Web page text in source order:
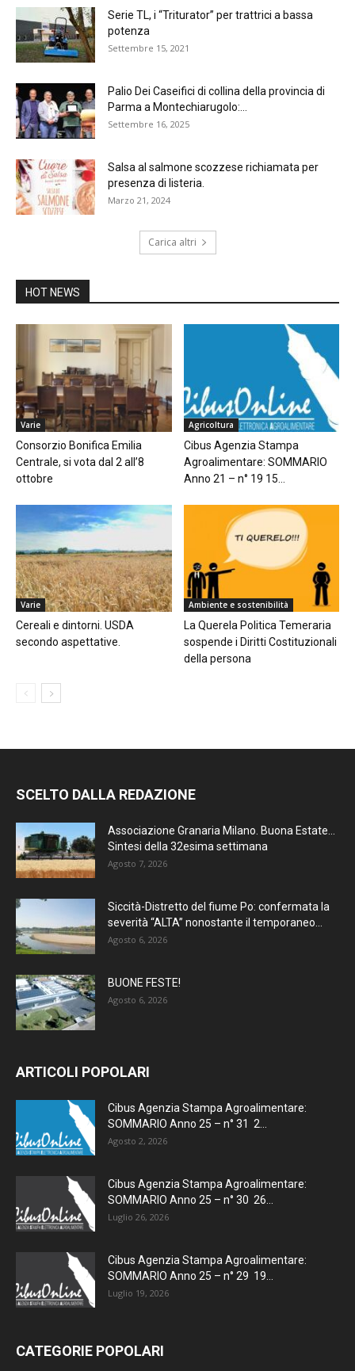
Serie TL, i “Triturator” per trattrici a bassa
potenza
Settembre 15, 2021
Palio Dei Caseifici di collina della provincia di
Parma a Montechiarugolo:...
Settembre 16, 2025
Salsa al salmone scozzese richiamata per
presenza di listeria.
Marzo 21, 2024
Carica altri
HOT NEWS
Varie
Consorzio Bonifica Emilia
Centrale, si vota dal 2 all’8
ottobre
Agricoltura
Cibus Agenzia Stampa
Agroalimentare: SOMMARIO
Anno 21 – n° 19 15...
Varie
Cereali e dintorni. USDA
secondo aspettative.
Ambiente e sostenibilità
La Querela Politica Temeraria
sospende i Diritti Costituzionali
della persona
SCELTO DALLA REDAZIONE
Associazione Granaria Milano. Buona Estate…
Sintesi della 32esima settimana
Agosto 7, 2026
Siccità-Distretto del fiume Po: confermata la
severità “ALTA” nonostante il temporaneo...
Agosto 6, 2026
BUONE FESTE!
Agosto 6, 2026
ARTICOLI POPOLARI
Cibus Agenzia Stampa Agroalimentare:
SOMMARIO Anno 25 – n° 31 2...
Agosto 2, 2026
Cibus Agenzia Stampa Agroalimentare:
SOMMARIO Anno 25 – n° 30 26...
Luglio 26, 2026
Cibus Agenzia Stampa Agroalimentare:
SOMMARIO Anno 25 – n° 29 19...
Luglio 19, 2026
CATEGORIE POPOLARI